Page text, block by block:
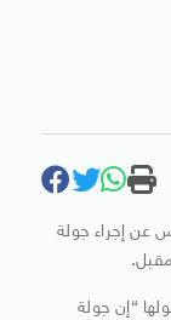
عن إجراء جولة
“إن جولة